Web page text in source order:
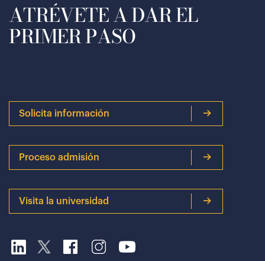
ATRÉVETE A DAR EL
PRIMER PASO
Solicita información
Proceso admisión
Visita la universidad